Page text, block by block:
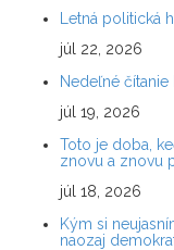
Letná politická
júl 22, 2026
Nedeľné
júl 19, 2026
Toto je doba,
znovu a znovu
júl 18, 2026
Kým si
naozaj